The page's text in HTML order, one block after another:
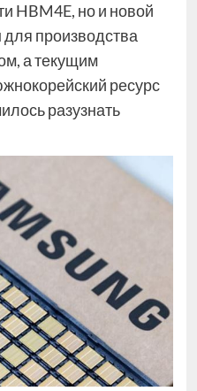
HBM4E, но и новой
производства
а текущим
ресурс
разузнать